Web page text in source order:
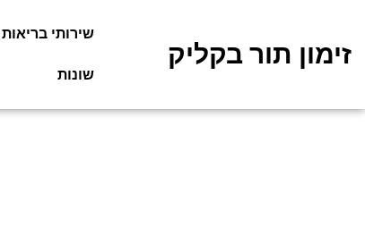
זימון תור בקליק
שירותי בריאות
שונות